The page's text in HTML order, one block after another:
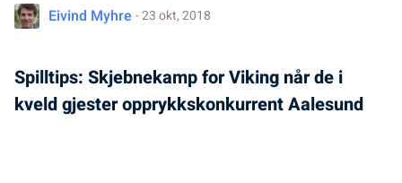
Eivind Myhre - 23 okt, 2018
Spilltips: Skjebnekamp for Viking når de i
kveld gjester opprykkskonkurrent Aalesund